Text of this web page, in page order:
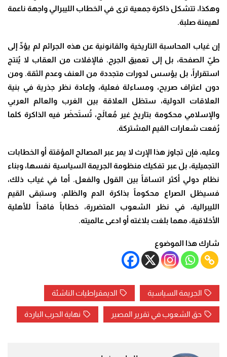
وهكذا، تتشكل ذاكرة جمعية ترى في الخطاب الليبرالي واجهة ناعمة
لهيمنة صلبة.
إن غياب المحاسبة التاريخية والقانونية عن هذه الجرائم لم يؤدِّ إلى
طيّ الصفحة، بل إلى تعميق الجرح. فالإفلات من العقاب لا يُنتج
استقراراً، بل يؤسس لدورات متجددة من العنف وعدم الثقة. ومن
دون اعتراف صريح، ومساءلة فعلية، وإعادة نظر جذرية في بنية
العلاقات الدولية، ستظل العلاقة بين الغرب والعالم العربي
والإسلامي محكومة بتاريخ غير مُعالَج، تُستَحضَر فيه الذاكرة كلما
رُفعت شعارات القيم المشتركة.
وعليه، فإن تجاوز هذا الإرث لا يمر عبر المصالح المؤقتة أو الخطابات
التجميلية، بل عبر تفكيك منظومة الجريمة السياسية نفسها، وبناء
نظام دولي أكثر اتساقاً بين القول والفعل. أما في غياب ذلك،
فسيظل الصراع محكوماً بذاكرة الدم والظلم، وستبقى القيم
الليبرالية، في نظر الشعوب المتضررة، خطاباً فاقداً للأهلية
الأخلاقية، مهما بلغت بلاغته أو ادعى عالميته.
شارك هذا الموضوع
الجريمة السياسية الديمقراطيات الناشئة
حق الشعوب في تقرير المصير نهاية الحرب الباردة